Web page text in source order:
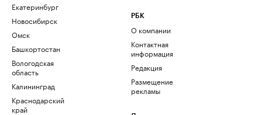
Екатеринбург
Новосибирск
Омск
Башкортостан
Вологодская
область
Калининград
Краснодарский
край
РБК
О компании
Контактная
информация
Редакция
Размещение
рекламы